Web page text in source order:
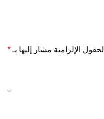
الحقول الإلزامية مشار إليها بـ *